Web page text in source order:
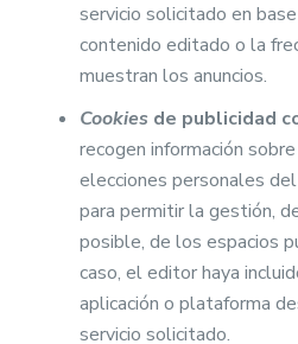
servicio solicitado en
contenido editado o la
muestran los anuncios.
Cookies de publicidad
recogen información
elecciones personales
para permitir la gestión,
posible, de los espacios
caso, el editor haya
aplicación o plataforma
servicio solicitado.